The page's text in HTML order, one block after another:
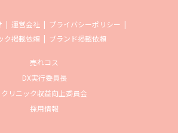
運営会社
プライバシーポリシー
ク掲載依頼
ブランド掲載依頼
売れコス
DX実行委員長
クリニック収益向上委員会
採用情報